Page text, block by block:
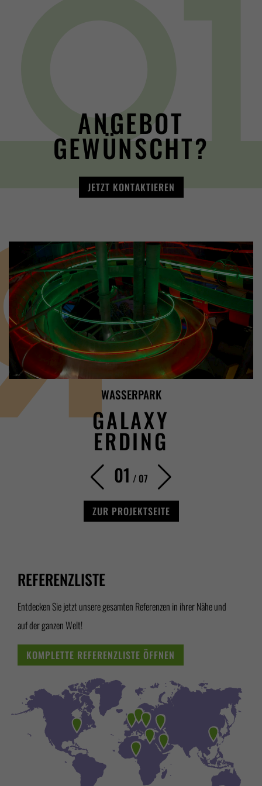
ANGEBOT
GEWÜNSCHT?
JETZT KONTAKTIEREN
WASSERPARK
GALAXY
ERDING
01 / 07
ZUR PROJEKTSEITE
REFERENZLISTE
Entdecken Sie jetzt unsere gesamten Referenzen in ihrer Nähe und
auf der ganzen Welt!
KOMPLETTE REFERENZLISTE ÖFFNEN